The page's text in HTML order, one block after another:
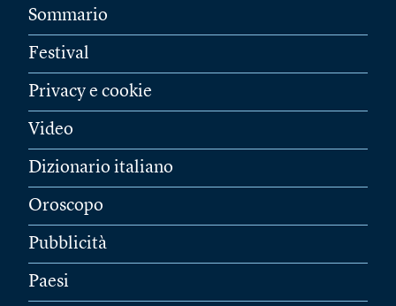
Sommario
Festival
Privacy e cookie
Video
Dizionario italiano
Oroscopo
Pubblicità
Paesi